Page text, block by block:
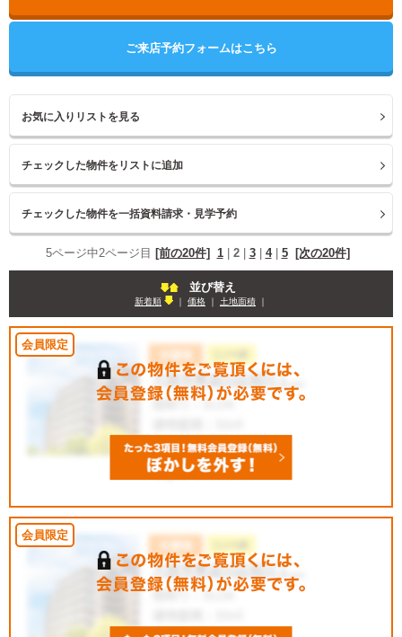
ご来店予約フォームはこちら
お気に入りリストを見る
5ページ中2ページ目 [前の20件] 1| 2| 3| 4| 5 [次の20件]
並び替え
新着順 ｜ 価格 ｜ 土地面積 ｜